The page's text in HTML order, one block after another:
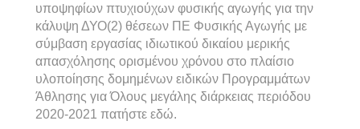
υποψηφίων πτυχιούχων φυσικής αγωγής για την
κάλυψη ΔΥΟ(2) θέσεων ΠΕ Φυσικής Αγωγής με
σύμβαση εργασίας ιδιωτικού δικαίου μερικής
απασχόλησης ορισμένου χρόνου στο πλαίσιο
υλοποίησης δομημένων ειδικών Προγραμμάτων
Άθλησης για Όλους μεγάλης διάρκειας περιόδου
2020-2021 πατήστε εδώ.